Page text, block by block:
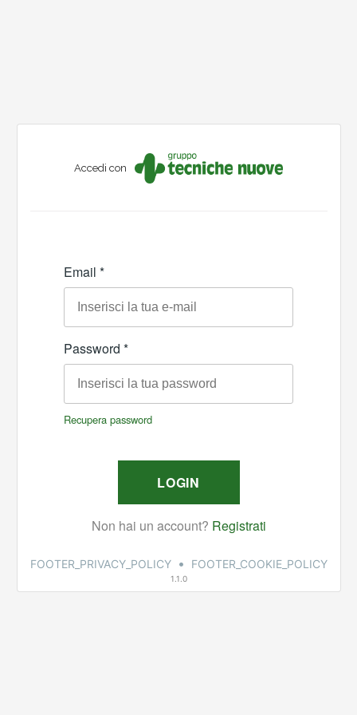
Accedi con
FOOTER_PRIVACY_POLICY • FOOTER_COOKIE_POLICY
1.1.0